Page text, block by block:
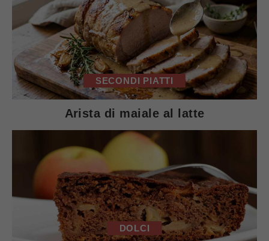
SECONDI PIATTI
Arista di maiale al latte
DOLCI